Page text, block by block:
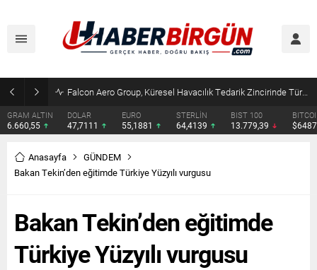
Çocuklara kesici alet satışına yasak ve ceza infazında yeni dönem
DOLAR
47,7111
EURO
55,1881
STERLİN
64,4139
BIST 100
13.779,39
BITCOIN
$64871
Anasayfa
GÜNDEM
Bakan Tekin’den eğitimde Türkiye Yüzyılı vurgusu
Bakan Tekin’den eğitimde
Türkiye Yüzyılı vurgusu